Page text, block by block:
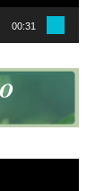
00:31